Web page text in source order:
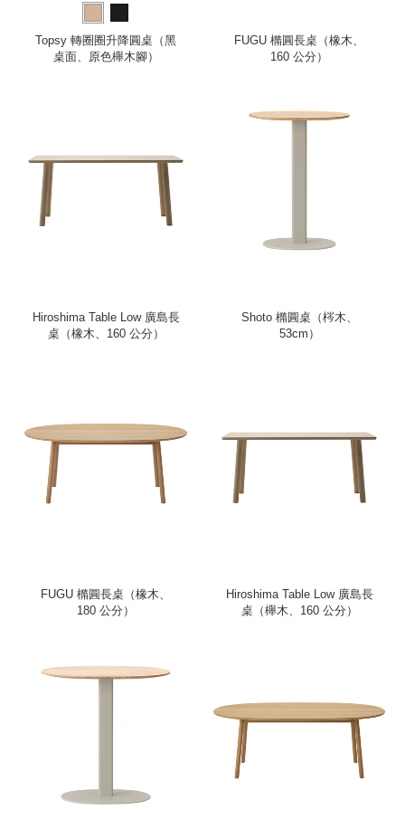
Topsy 轉圈圈升降圓桌（黑
桌面、原色櫸木腳）
FUGU 橢圓長桌（橡木、
160 公分）
Hiroshima Table Low 廣島長
桌（橡木、160 公分）
Shoto 橢圓桌（梣木、
53cm）
FUGU 橢圓長桌（橡木、
180 公分）
Hiroshima Table Low 廣島長
桌（櫸木、160 公分）